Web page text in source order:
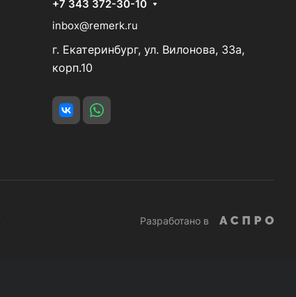
+7 343 372-30-10
inbox@remerk.ru
г. Екатеринбург, ул. Вилонова, 33а,
корп.10
Разработано в